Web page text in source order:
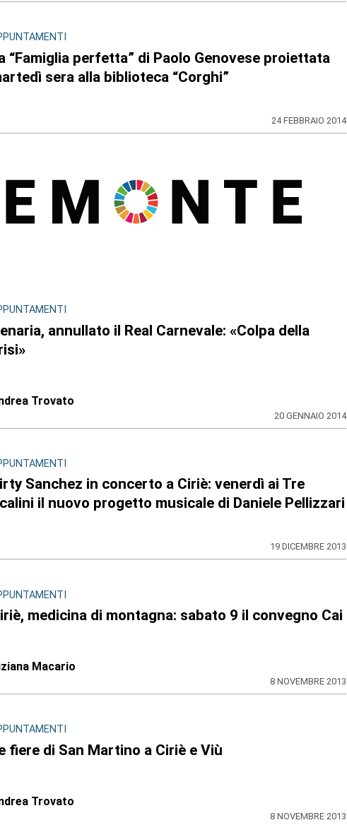
“Famiglia perfetta” di Paolo Genovese proiettata
sera alla biblioteca “Corghi”
24 FEBBRAIO 2014
annullato il Real Carnevale: «Colpa della
Trovato
20 GENNAIO 2014
Sanchez in concerto a Ciriè: venerdì ai Tre
il nuovo progetto musicale di Daniele Pellizzari
19 DICEMBRE 2013
medicina di montagna: sabato 9 il convegno Cai
Macario
8 NOVEMBRE 2013
fiere di San Martino a Ciriè e Viù
Trovato
8 NOVEMBRE 2013